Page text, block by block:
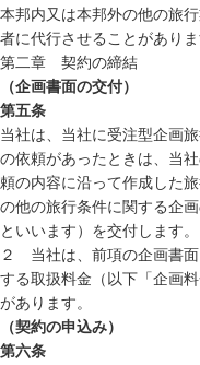
本邦内又は本邦外の他の旅
者に代行させることがありま
第二章 契約の締結
（企画書面の交付）
第五条
当社は、当社に受注型企画
の依頼があったときは、当
頼の内容に沿って作成した
の他の旅行条件に関する企
といいます）を交付します。
２ 当社は、前項の企画書
する取扱料金（以下「企画
があります。
（契約の申込み）
第六条